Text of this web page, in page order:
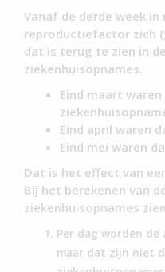
Vanaf de derde week
reproductiefactor zich
dat is terug te zien in
ziekenhuisopnames.
Eind maart
Eind april waren
Eind mei waren
Dat is het effect van
Bij het berekenen van
ziekenhuisopnames
Per dag worden
maar dat zijn niet